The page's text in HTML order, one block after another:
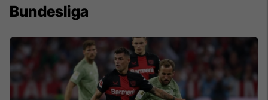
Bundesliga